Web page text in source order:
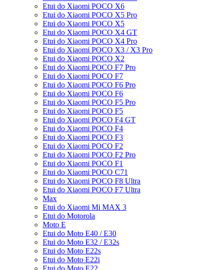
Etui do Xiaomi POCO X6
Etui do Xiaomi POCO X5 Pro
Etui do Xiaomi POCO X5
Etui do Xiaomi POCO X4 GT
Etui do Xiaomi POCO X4 Pro
Etui do Xiaomi POCO X3 / X3 Pro
Etui do Xiaomi POCO X2
Etui do Xiaomi POCO F7 Pro
Etui do Xiaomi POCO F7
Etui do Xiaomi POCO F6 Pro
Etui do Xiaomi POCO F6
Etui do Xiaomi POCO F5 Pro
Etui do Xiaomi POCO F5
Etui do Xiaomi POCO F4 GT
Etui do Xiaomi POCO F4
Etui do Xiaomi POCO F3
Etui do Xiaomi POCO F2
Etui do Xiaomi POCO F2 Pro
Etui do Xiaomi POCO F1
Etui do Xiaomi POCO C71
Etui do Xiaomi POCO F8 Ultra
Etui do Xiaomi POCO F7 Ultra
Max
Etui do Xiaomi Mi MAX 3
Etui do Motorola
Moto E
Etui do Moto E40 / E30
Etui do Moto E32 / E32s
Etui do Moto E22s
Etui do Moto E22i
Etui do Moto E22